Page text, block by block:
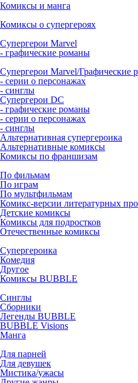
Комиксы и манга
Комиксы о супергероях
Супергерои Marvel
- графические романы
Супергерои Marvel/Графические
- серии о персонажах
- синглы
Супергерои DC
- графические романы
- серии о персонажах
- синглы
Альтернативная супергероика
Альтернативные комиксы
Комиксы по франшизам
По фильмам
По играм
По мультфильмам
Комикс-версии литературных
Детские комиксы
Комиксы для подростков
Отечественные комиксы
Супергероика
Комедия
Другое
Комиксы BUBBLE
Синглы
Сборники
Легенды BUBBLE
BUBBLE Visions
Манга
Для парней
Для девушек
Мистика/ужасы